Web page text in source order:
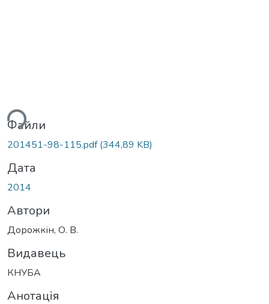
Файли
201451-98-115.pdf(344,89 KB)
Дата
2014
Автори
Дорожкін, О. В.
Видавець
КНУБА
Анотація